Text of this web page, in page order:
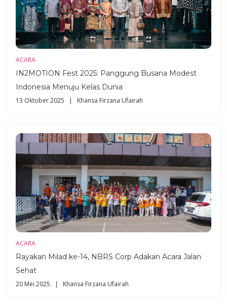
ACARA
IN2MOTION Fest 2025: Panggung Busana Modest
Indonesia Menuju Kelas Dunia
13 Oktober 2025 | Khansa Firzana Ufairah
ACARA
Rayakan Milad ke-14, NBRS Corp Adakan Acara Jalan
Sehat
20 Mei 2025 | Khansa Firzana Ufairah